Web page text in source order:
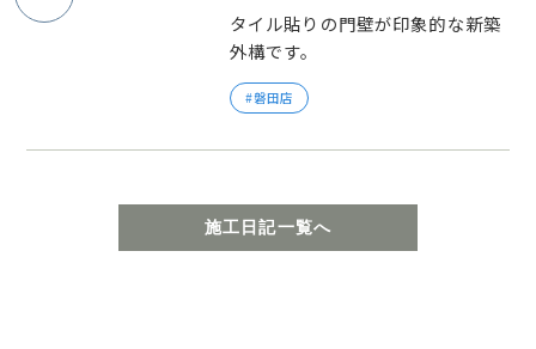
タイル貼りの門壁が印象的な新築
外構です。
磐田店
施工日記一覧へ